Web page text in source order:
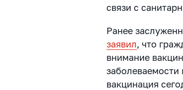
связи с
Ранее
заявил, что
внимание
вакцинация